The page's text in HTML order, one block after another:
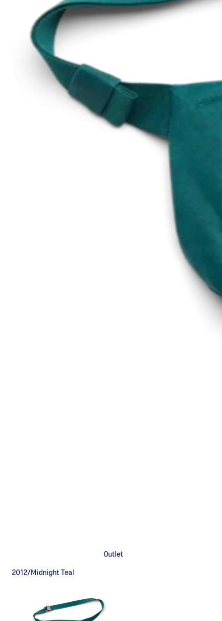
Outlet
2012/Midnight Teal